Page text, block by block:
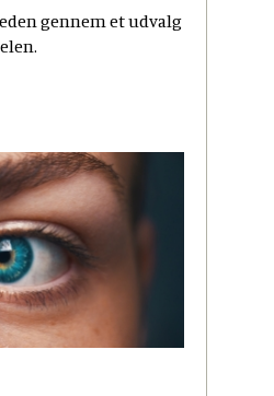
gennem et udvalg